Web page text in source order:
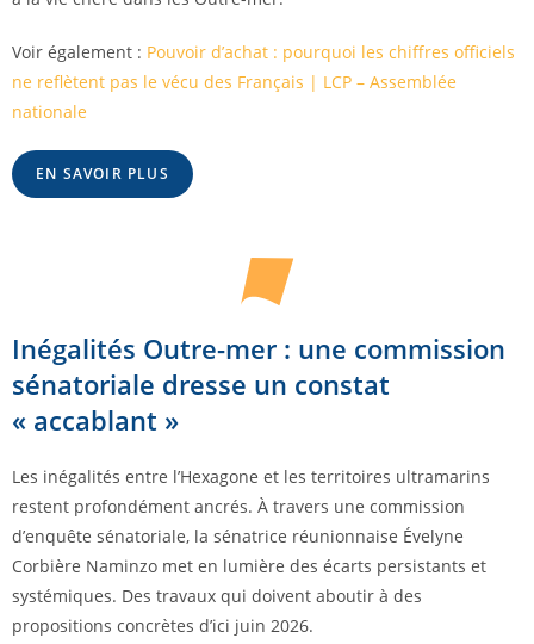
Voir également : Pouvoir d’achat : pourquoi les chiffres officiels
ne reflètent pas le vécu des Français | LCP – Assemblée
nationale
EN SAVOIR PLUS
Inégalités Outre-mer : une commission
sénatoriale dresse un constat
« accablant »
Les inégalités entre l’Hexagone et les territoires ultramarins
restent profondément ancrés. À travers une commission
d’enquête sénatoriale, la sénatrice réunionnaise Évelyne
Corbière Naminzo met en lumière des écarts persistants et
systémiques. Des travaux qui doivent aboutir à des
propositions concrètes d’ici juin 2026.